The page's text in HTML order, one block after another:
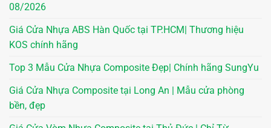
08/2026
Giá Cửa Nhựa ABS Hàn Quốc tại TP.HCM| Thương hiệu
KOS chính hãng
Top 3 Mẫu Cửa Nhựa Composite Đẹp| Chính hãng SungYu
Giá Cửa Nhựa Composite tại Long An | Mẫu cửa phòng
bền, đẹp